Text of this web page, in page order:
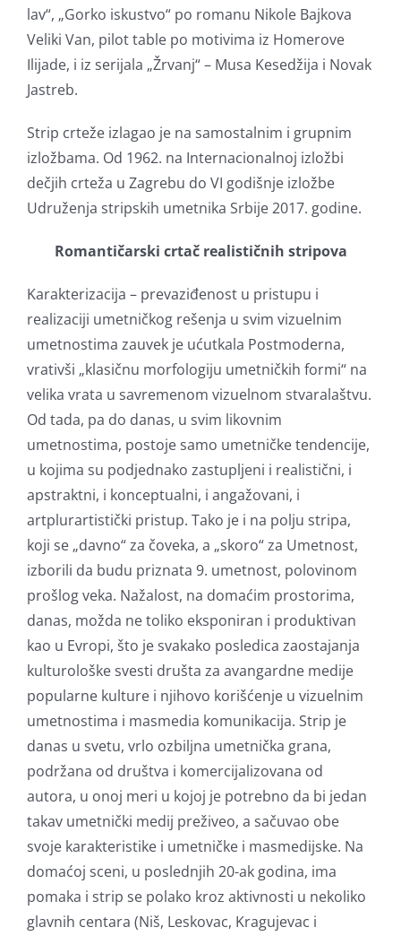
lav“, „Gorko iskustvo“ po romanu Nikole Bajkova
Veliki Van, pilot table po motivima iz Homerove
Ilijade, i iz serijala „Žrvanj“ – Musa Kesedžija i Novak
Jastreb.
Strip crteže izlagao je na samostalnim i grupnim
izložbama. Od 1962. na Internacionalnoj izložbi
dečjih crteža u Zagrebu do VI godišnje izložbe
Udruženja stripskih umetnika Srbije 2017. godine.
Romantičarski crtač realističnih stripova
Karakterizacija – prevaziđenost u pristupu i
realizaciji umetničkog rešenja u svim vizuelnim
umetnostima zauvek je ućutkala Postmoderna,
vrativši „klasičnu morfologiju umetničkih formi“ na
velika vrata u savremenom vizuelnom stvaralaštvu.
Od tada, pa do danas, u svim likovnim
umetnostima, postoje samo umetničke tendencije,
u kojima su podjednako zastupljeni i realistični, i
apstraktni, i konceptualni, i angažovani, i
artplurartistički pristup. Tako je i na polju stripa,
koji se „davno“ za čoveka, a „skoro“ za Umetnost,
izborili da budu priznata 9. umetnost, polovinom
prošlog veka. Nažalost, na domaćim prostorima,
danas, možda ne toliko eksponiran i produktivan
kao u Evropi, što je svakako posledica zaostajanja
kulturološke svesti društa za avangardne medije
popularne kulture i njihovo korišćenje u vizuelnim
umetnostima i masmedia komunikacija. Strip je
danas u svetu, vrlo ozbiljna umetnička grana,
podržana od društva i komercijalizovana od
autora, u onoj meri u kojoj je potrebno da bi jedan
takav umetnički medij preživeo, a sačuvao obe
svoje karakteristike i umetničke i masmedijske. Na
domaćoj sceni, u poslednjih 20-ak godina, ima
pomaka i strip se polako kroz aktivnosti u nekoliko
glavnih centara (Niš, Leskovac, Kragujevac i